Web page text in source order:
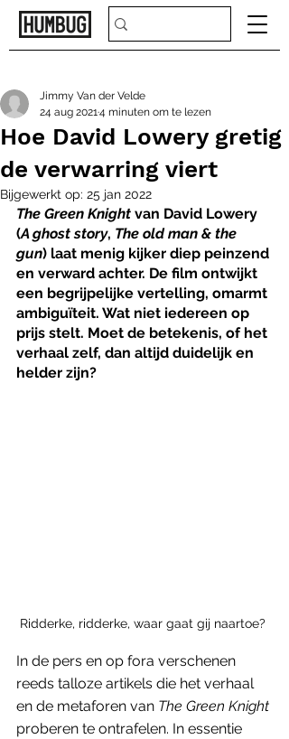
Hoe David Lowery gretig
de verwarring viert
Jimmy Van der Velde
24 aug 20214 minuten om te lezen
Bijgewerkt op: 25 jan 2022
The Green Knight van David Lowery
(A ghost story, The old man & the
gun) laat menig kijker diep peinzend
en verward achter. De film ontwijkt
een begrijpelijke vertelling, omarmt
ambiguïteit. Wat niet iedereen op
prijs stelt. Moet de betekenis, of het
verhaal zelf, dan altijd duidelijk en
helder zijn?
Ridderke, ridderke, waar gaat gij naartoe?
In de pers en op fora verschenen
reeds talloze artikels die het verhaal
en de metaforen van The Green Knight
proberen te ontrafelen. In essentie